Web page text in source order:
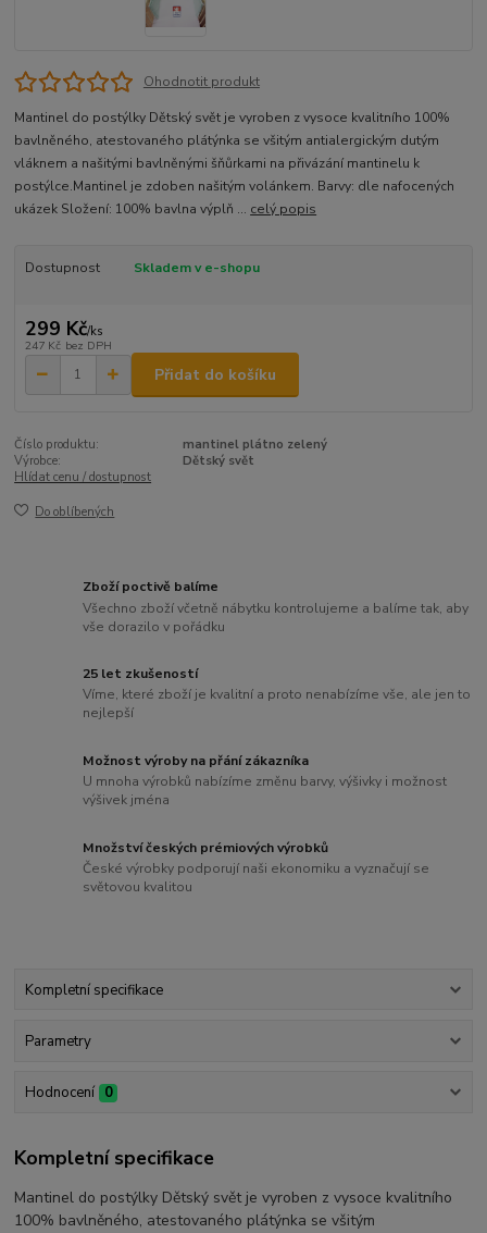
Ohodnotit produkt
Mantinel do postýlky Dětský svět je vyroben z vysoce kvalitního 100%
bavlněného, atestovaného plátýnka se všitým antialergickým dutým
vláknem a našitými bavlněnými šňůrkami na přivázání mantinelu k
postýlce.Mantinel je zdoben našitým volánkem. Barvy: dle nafocených
ukázek Složení: 100% bavlna výplň ... celý popis
Dostupnost Skladem v e-shopu
299 Kč/ks
247 Kč bez DPH
Přidat do košíku
Číslo produktu:
mantinel plátno zelený
Výrobce:
Dětský svět
Hlídat cenu / dostupnost
Do oblíbených
Zboží poctivě balíme
Všechno zboží včetně nábytku kontrolujeme a balíme tak, aby
vše dorazilo v pořádku
25 let zkušeností
Víme, které zboží je kvalitní a proto nenabízíme vše, ale jen to
nejlepší
Možnost výroby na přání zákazníka
U mnoha výrobků nabízíme změnu barvy, výšivky i možnost
výšivek jména
Množství českých prémiových výrobků
České výrobky podporují naši ekonomiku a vyznačují se
světovou kvalitou
Kompletní specifikace
Parametry
Hodnocení 0
Kompletní specifikace
Mantinel do postýlky Dětský svět je vyroben z vysoce kvalitního
100% bavlněného, atestovaného plátýnka se všitým